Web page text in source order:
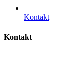
Kontakt
Kontakt